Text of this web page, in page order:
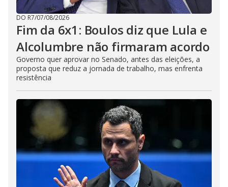
DO R7/07/08/2026
Fim da 6x1: Boulos diz que Lula e
Alcolumbre não firmaram acordo
Governo quer aprovar no Senado, antes das eleições, a
proposta que reduz a jornada de trabalho, mas enfrenta
resistência